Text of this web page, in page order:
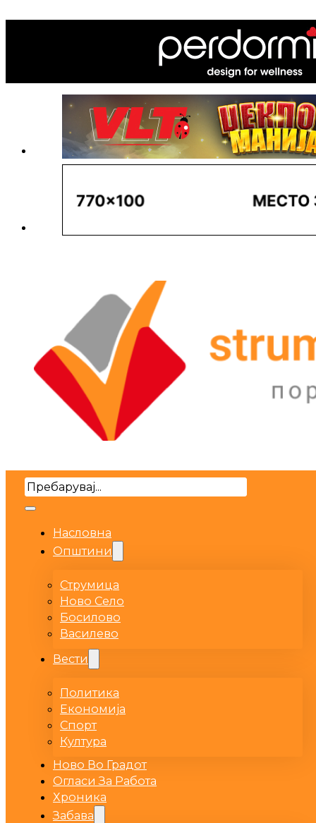
Search
Насловна
Општини
Струмица
Ново Село
Босилово
Василево
Вести
Политика
Економија
Спорт
Култура
Ново Во Градот
Огласи За Работа
Хроника
Забава